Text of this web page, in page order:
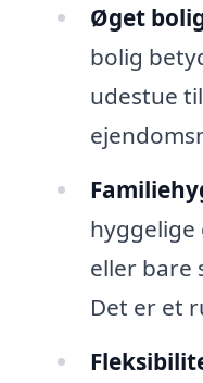
Øget
bolig
udestue
hyggelige
eller bare
Det er et